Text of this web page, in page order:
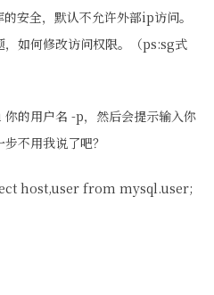
安全，默认不允许外部ip访问。
如何修改访问权限。（ps:sg式
的用户名 -p，然后会提示输入你
不用我说了吧？
host,user from mysql.user;